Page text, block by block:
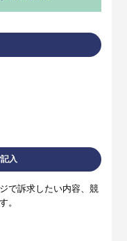
入
で訴求したい内容、競
。